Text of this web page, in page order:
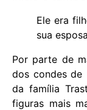
Ele era
sua
Por parte de
dos condes de
da família
figuras mais